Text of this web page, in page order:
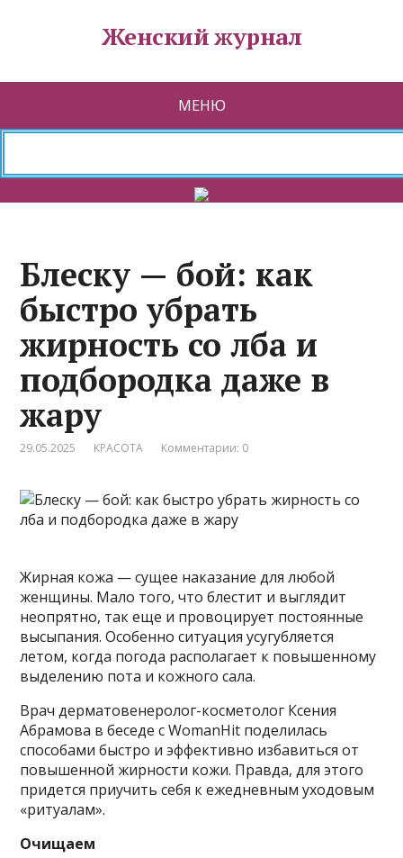
Женский журнал
МЕНЮ
Блеску — бой: как
быстро убрать
жирность со лба и
подбородка даже в
жару
29.05.2025 КРАСОТА Комментарии: 0
Жирная кожа — сущее наказание для любой
женщины. Мало того, что блестит и выглядит
неопрятно, так еще и провоцирует постоянные
высыпания. Особенно ситуация усугубляется
летом, когда погода располагает к повышенному
выделению пота и кожного сала.
Врачдерматовенеролог-косметолог Ксения
Абрамова в беседе с WomanHit поделилась
способами быстро и эффективно избавиться от
повышенной жирности кожи. Правда, для этого
придется приучить себя к ежедневным уходовым
«ритуалам».
Очищаем